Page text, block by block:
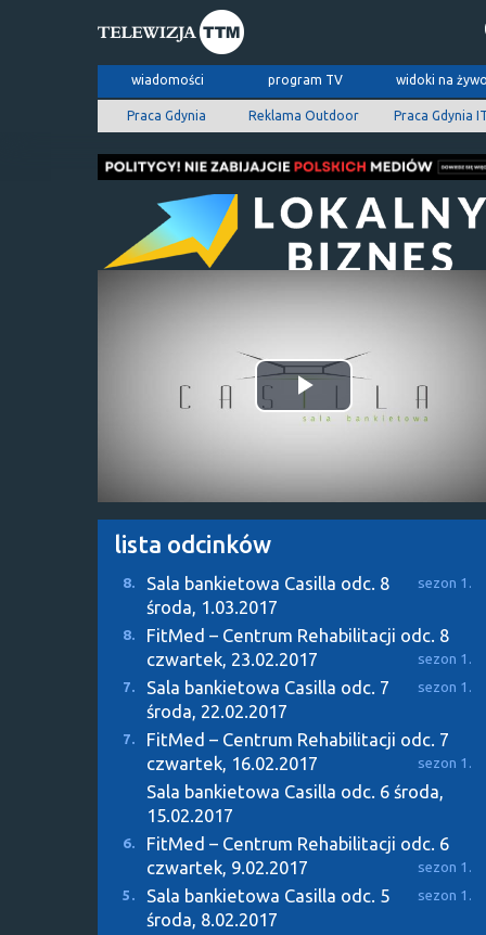
wiadomości program TV widoki na
Praca Gdynia Reklama Outdoor Praca Gdynia
Odtwórz
wideo
lista odcinków
8. Sala bankietowa Casilla odc. 8 sezon 1.
środa, 1.03.2017
8. FitMed – Centrum Rehabilitacji odc. 8
sezon 1.
czwartek, 23.02.2017
7. Sala bankietowa Casilla odc. 7 sezon 1.
środa, 22.02.2017
7. FitMed – Centrum Rehabilitacji odc. 7
sezon 1.
czwartek, 16.02.2017
Sala bankietowa Casilla odc. 6 środa,
15.02.2017
6. FitMed – Centrum Rehabilitacji odc. 6
sezon 1.
czwartek, 9.02.2017
5. Sala bankietowa Casilla odc. 5 sezon 1.
środa, 8.02.2017